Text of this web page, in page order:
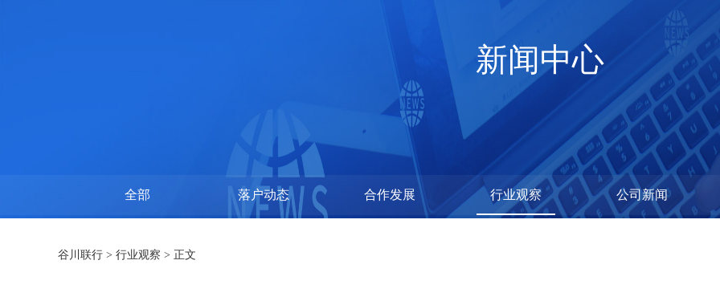
招商网络 聪招网
企业服务
选哪儿网 政策兑现系统
新闻中心
全部 落户动态 合作发展 行业观察 公司新闻
谷川联行 > 行业观察 > 正文